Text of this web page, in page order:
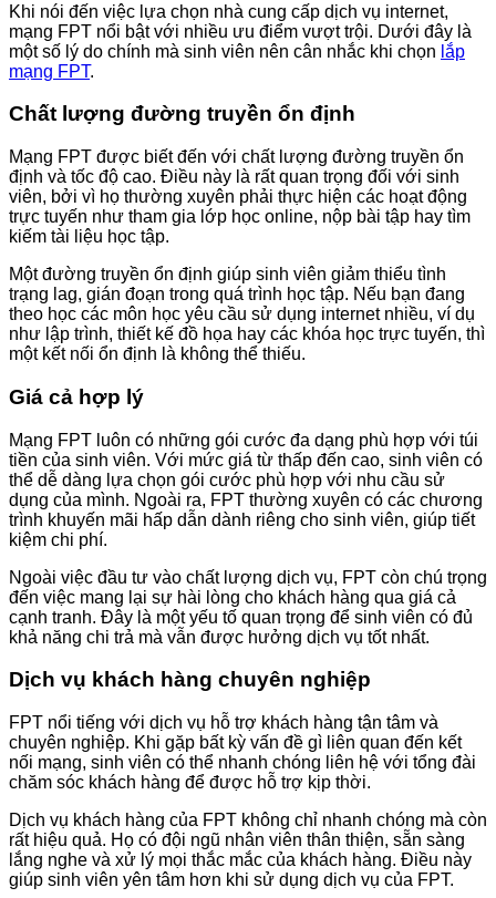
Khi nói đến việc lựa chọn nhà cung cấp dịch vụ internet,
mạng FPT nổi bật với nhiều ưu điểm vượt trội. Dưới đây là
một số lý do chính mà sinh viên nên cân nhắc khi chọn lắp
mạng FPT.
Chất lượng đường truyền ổn định
Mạng FPT được biết đến với chất lượng đường truyền ổn
định và tốc độ cao. Điều này là rất quan trọng đối với sinh
viên, bởi vì họ thường xuyên phải thực hiện các hoạt động
trực tuyến như tham gia lớp học online, nộp bài tập hay tìm
kiếm tài liệu học tập.
Một đường truyền ổn định giúp sinh viên giảm thiểu tình
trạng lag, gián đoạn trong quá trình học tập. Nếu bạn đang
theo học các môn học yêu cầu sử dụng internet nhiều, ví dụ
như lập trình, thiết kế đồ họa hay các khóa học trực tuyến, thì
một kết nối ổn định là không thể thiếu.
Giá cả hợp lý
Mạng FPT luôn có những gói cước đa dạng phù hợp với túi
tiền của sinh viên. Với mức giá từ thấp đến cao, sinh viên có
thể dễ dàng lựa chọn gói cước phù hợp với nhu cầu sử
dụng của mình. Ngoài ra, FPT thường xuyên có các chương
trình khuyến mãi hấp dẫn dành riêng cho sinh viên, giúp tiết
kiệm chi phí.
Ngoài việc đầu tư vào chất lượng dịch vụ, FPT còn chú trọng
đến việc mang lại sự hài lòng cho khách hàng qua giá cả
cạnh tranh. Đây là một yếu tố quan trọng để sinh viên có đủ
khả năng chi trả mà vẫn được hưởng dịch vụ tốt nhất.
Dịch vụ khách hàng chuyên nghiệp
FPT nổi tiếng với dịch vụ hỗ trợ khách hàng tận tâm và
chuyên nghiệp. Khi gặp bất kỳ vấn đề gì liên quan đến kết
nối mạng, sinh viên có thể nhanh chóng liên hệ với tổng đài
chăm sóc khách hàng để được hỗ trợ kịp thời.
Dịch vụ khách hàng của FPT không chỉ nhanh chóng mà còn
rất hiệu quả. Họ có đội ngũ nhân viên thân thiện, sẵn sàng
lắng nghe và xử lý mọi thắc mắc của khách hàng. Điều này
giúp sinh viên yên tâm hơn khi sử dụng dịch vụ của FPT.